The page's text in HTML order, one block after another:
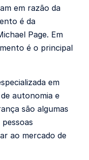
em razão da
é da
Page. Em
é o principal
em
autonomia e
são algumas
ao mercado de